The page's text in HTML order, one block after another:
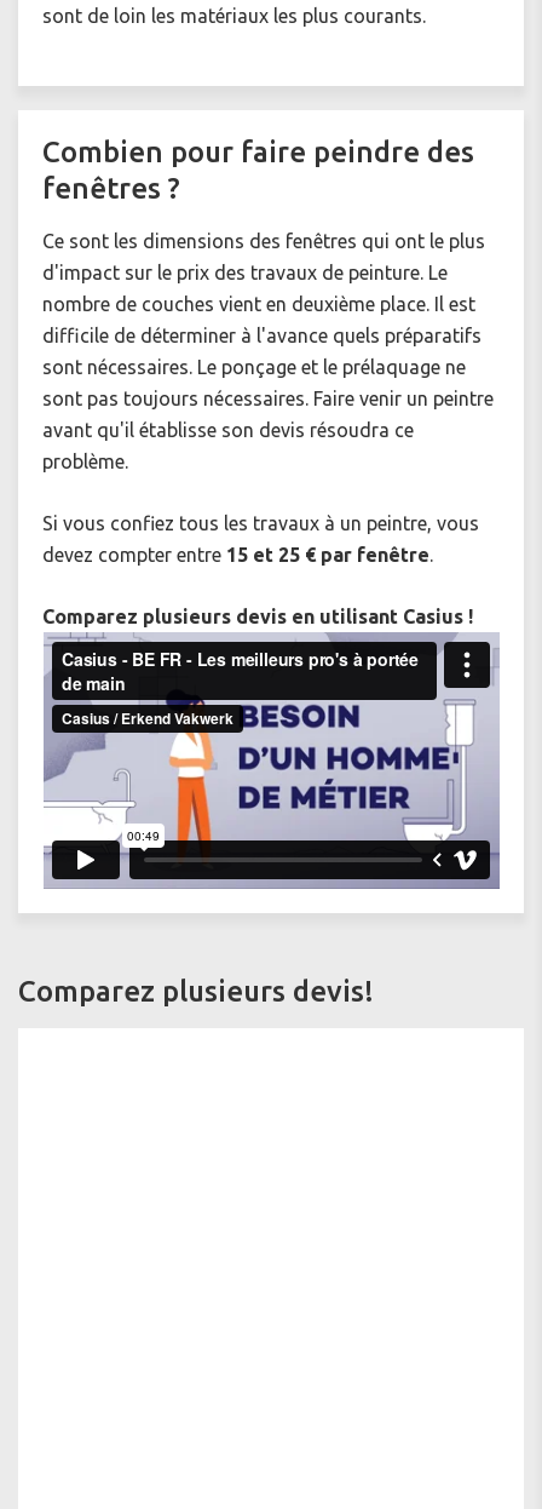
sont de loin les matériaux les plus courants.
Combien pour faire peindre des
fenêtres ?
Ce sont les dimensions des fenêtres qui ont le plus
d'impact sur le prix des travaux de peinture. Le
nombre de couches vient en deuxième place. Il est
difficile de déterminer à l'avance quels préparatifs
sont nécessaires. Le ponçage et le prélaquage ne
sont pas toujours nécessaires. Faire venir un peintre
avant qu'il établisse son devis résoudra ce
problème.
Si vous confiez tous les travaux à un peintre, vous
devez compter entre 15 et 25 € par fenêtre.
Comparez plusieurs devis en utilisant Casius !
Comparez plusieurs devis!